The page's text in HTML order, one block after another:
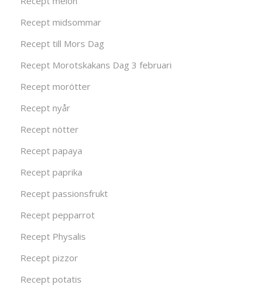
Recept midsommar
Recept till Mors Dag
Recept Morotskakans Dag 3 februari
Recept morötter
Recept nyår
Recept nötter
Recept papaya
Recept paprika
Recept passionsfrukt
Recept pepparrot
Recept Physalis
Recept pizzor
Recept potatis